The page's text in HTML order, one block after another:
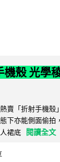
機殼 光學
賣「折射手機殼
下亦能側面偷拍
裙底
閱讀全文